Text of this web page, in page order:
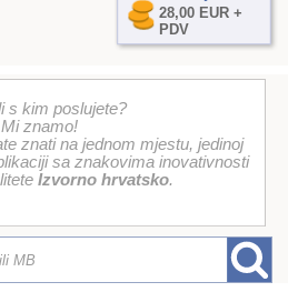
28,00 EUR +
PDV
s kim poslujete?
Mi znamo!
znati na jednom mjestu, jedinoj
sa znakovima inovativnosti
Izvorno hrvatsko.